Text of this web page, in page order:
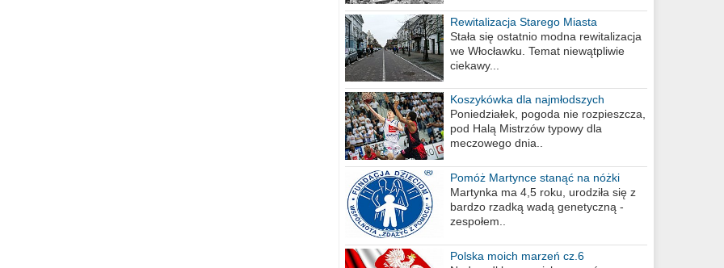
Rewitalizacja Starego Miasta
Stała się ostatnio modna rewitalizacja
we Włocławku. Temat niewątpliwie
ciekawy...
Koszykówka dla najmłodszych
Poniedziałek, pogoda nie rozpieszcza,
pod Halą Mistrzów typowy dla
meczowego dnia..
Pomóż Martynce stanąć na nóżki
Martynka ma 4,5 roku, urodziła się z
bardzo rzadką wadą genetyczną -
zespołem..
Polska moich marzeń cz.6